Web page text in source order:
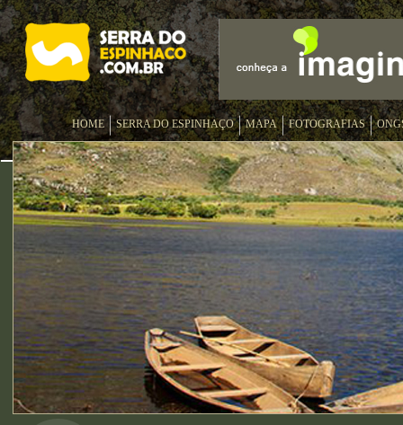
HOME SERRA DO ESPINHAÇO MAPA FOTOGRAFIAS